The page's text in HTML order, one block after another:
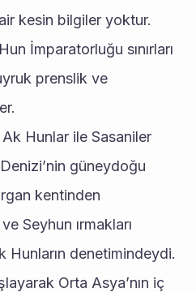
kesin bilgiler yoktur.
İmparatorluğu sınırları
prenslik ve
Ak Hunlar ile Sasaniler
Denizi’nin güneydoğu
kentinden
Seyhun ırmakları
Hunların denetimindeydi.
Orta Asya’nın iç